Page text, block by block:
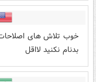
خوب تلاش های اصلاحات
بدنام نکنید لااقل